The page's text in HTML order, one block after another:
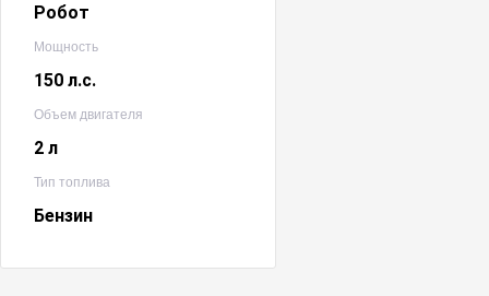
Робот
Мощность
150 л.с.
Объем двигателя
2 л
Тип топлива
Бензин